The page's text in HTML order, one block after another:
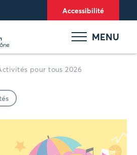
Accessibilité
MENU
pour tous 2026